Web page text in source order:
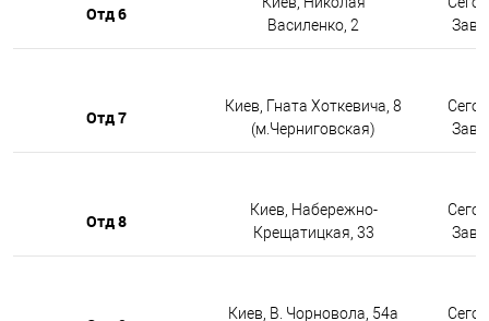
Отд 6
Василенко, 2
Отд 7
Киев, Гната Хоткевича, 8
(м.Черниговская)
Отд 8
Киев, Набережно-
Крещатицкая, 33
Киев, В. Чорновола, 54а